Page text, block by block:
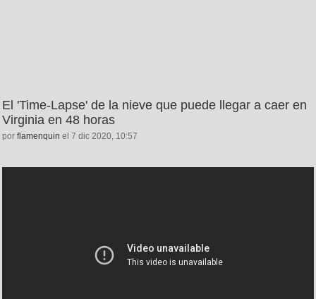
El 'Time-Lapse' de la nieve que puede llegar a caer en
Virginia en 48 horas
por flamenquin el 7 dic 2020, 10:57